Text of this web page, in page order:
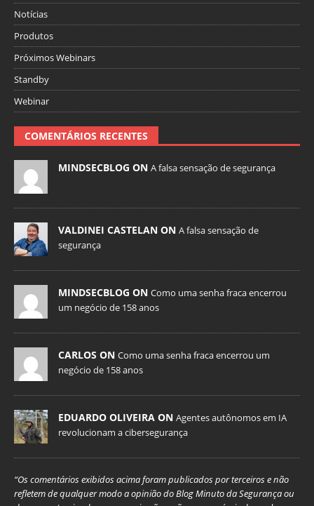
Notícias
Produtos
Próximos Webinars
Standby
Webinar
COMENTÁRIOS RECENTES
MINDSECBLOG ON A falsa sensação de segurança
VALDINEI CASTELAN ON A falsa sensação de
segurança
MINDSECBLOG ON Como uma senha fraca encerrou
um negócio de 158 anos
CARLOS ON Como uma senha fraca encerrou um
negócio de 158 anos
EDUARDO OLIVEIRA ON Agentes autônomos em IA
revolucionam a cibersegurança
“Os comentários exibidos acima foram publicados por terceiros e não
refletem de qualquer modo a opinião do Blog Minuto da Segurança ou